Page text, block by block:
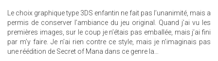
Le choix graphique type 3DS enfantin ne fait pas l’unanimité, mais a
permis de conserver l’ambiance du jeu original. Quand j’ai vu les
premières images, sur le coup je n’étais pas emballée, mais j’ai fini
par m’y faire. Je n’ai rien contre ce style, mais je n’imaginais pas
une réédition de Secret of Mana dans ce genre la…